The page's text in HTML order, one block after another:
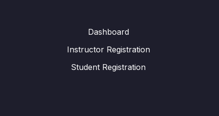
Dashboard
Instructor Registration
Student Registration